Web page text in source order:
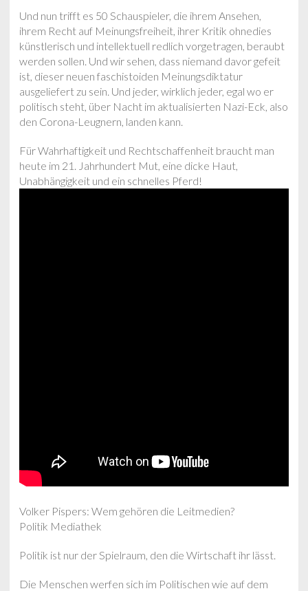
Und nun trifft es 50 Schauspieler, die ihrem Ansehen,
ihrem Recht auf Meinungsfreiheit, ihrer Kritik ohnedies
künstlerisch und intellektuell redlich vorgetragen, beraubt
werden sollen. Und wir sehen, dass niemand davor gefeit
ist, dieser neuen faschistoiden Meinungsdiktatur
ausgeliefert zu sein. Und jeder, wirklich jeder, egal wo er
politisch steht, über Nacht im aktualisierten Nazi-Eck, also
den Corona-Leugnern, landen kann.
Für Wahrhaftigkeit und Rechtschaffenheit braucht man
heute im 21. Jahrhundert Mut, eine dicke Haut,
Unabhängigkeit und ein schnelles Pferd!
Volker Pispers: Wem gehören die Leitmedien?
Politik Mediathek
Politik ist nur der Spielraum, den die Wirtschaft ihr lässt.
Die Menschen werfen sich im Politischen wie auf dem